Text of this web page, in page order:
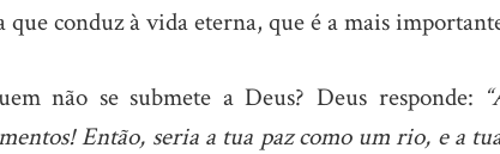
que conduz à vida eterna, que é a mais
não se submete a Deus? Deus responde:
Então, seria a tua paz como um rio, e a